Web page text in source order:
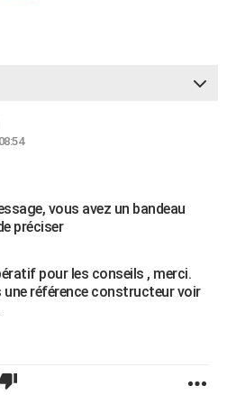
vous avez un bandeau
préciser
pour les conseils , merci.
une référence constructeur voir